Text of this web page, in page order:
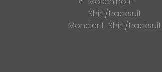
Shirt/tracksuit
Moncler t-Shirt/tracksuit